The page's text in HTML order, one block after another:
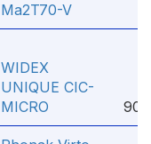
Ma2T70-V
WIDEX
UNIQUE CIC-
MICRO